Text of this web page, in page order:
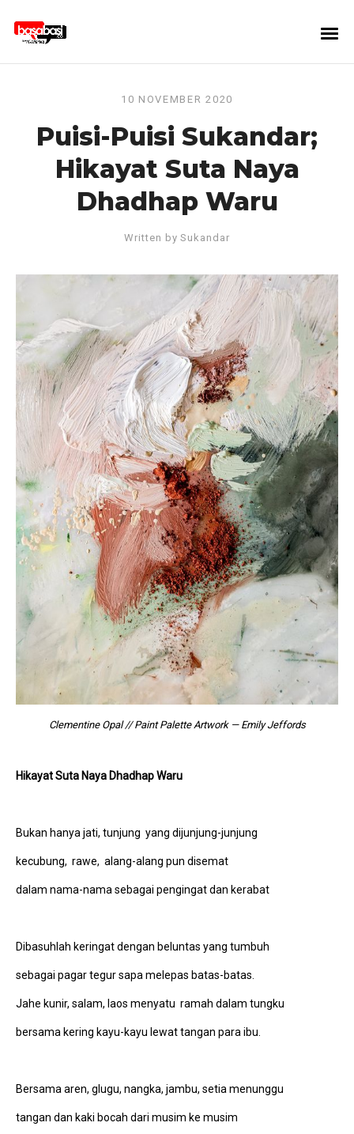
10 NOVEMBER 2020
Puisi-Puisi Sukandar;
Hikayat Suta Naya
Dhadhap Waru
Written bySukandar
Clementine Opal // Paint Palette Artwork — Emily Jeffords
Hikayat Suta Naya Dhadhap Waru
Bukan hanya jati, tunjung yang dijunjung-junjung
kecubung, rawe, alang-alang pun disemat
dalam nama-nama sebagai pengingat dan kerabat
Dibasuhlah keringat dengan beluntas yang tumbuh
sebagai pagar tegur sapa melepas batas-batas.
Jahe kunir, salam, laos menyatu ramah dalam tungku
bersama kering kayu-kayu lewat tangan para ibu.
Bersama aren, glugu, nangka, jambu, setia menunggu
tangan dan kaki bocah dari musim ke musim